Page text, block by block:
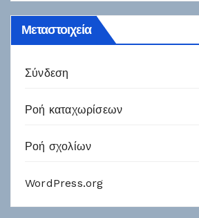
Μεταστοιχεία
Σύνδεση
Ροή καταχωρίσεων
Ροή σχολίων
WordPress.org